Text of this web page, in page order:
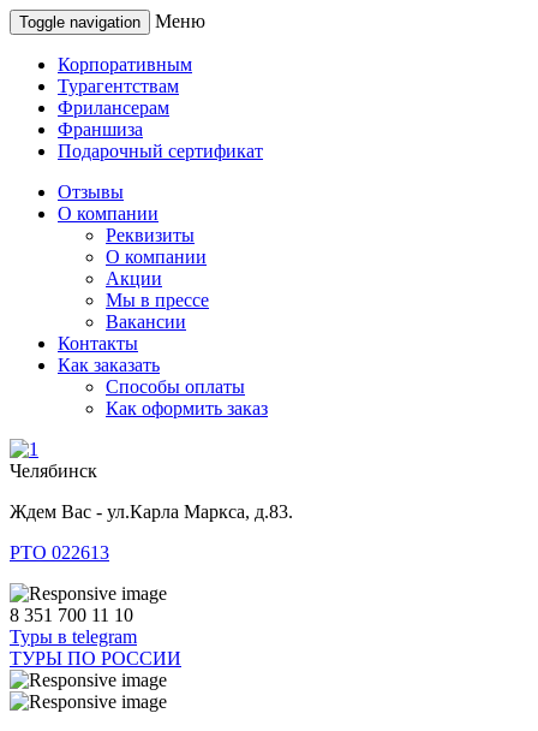
Toggle navigation Меню
Корпоративным
Турагентствам
Фрилансерам
Франшиза
Подарочный сертификат
Отзывы
О компании
Реквизиты
О компании
Акции
Мы в прессе
Вакансии
Контакты
Как заказать
Способы оплаты
Как оформить заказ
Челябинск
Ждем Вас - ул.Карла Маркса, д.83.
РТО 022613
8 351 700 11 10
Туры в telegram
ТУРЫ ПО РОССИИ